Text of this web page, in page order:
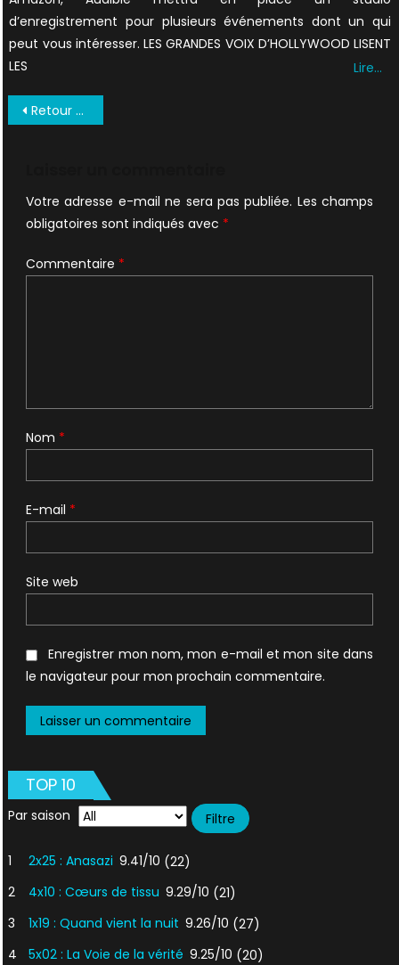
d’enregistrement pour plusieurs événements dont un qui
peut vous intéresser. LES GRANDES VOIX D’HOLLYWOOD LISENT
LES
Lire…
Navigation
Retour sur le Wizard World de Chicago avec DD et GA
Votre adresse e-mail ne sera pas publiée. Les champs
obligatoires sont indiqués avec *
Commentaire *
Nom *
E-mail *
Site web
Enregistrer mon nom, mon e-mail et mon site dans
le navigateur pour mon prochain commentaire.
TOP 10
Par saison
1 2x25 : Anasazi 9.41/10 (22)
2
4x10 : Cœurs de tissu 9.29/10 (21)
3
1x19 : Quand vient la nuit 9.26/10 (27)
4
5x02 : La Voie de la vérité 9.25/10 (20)